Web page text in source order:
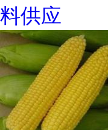
料供应